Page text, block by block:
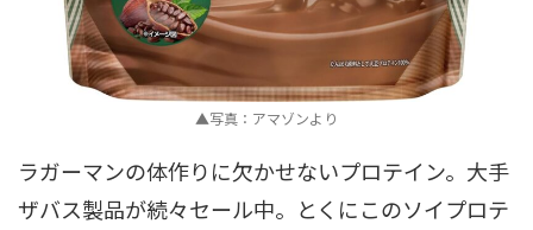
▲写真：アマゾンより
ラガーマンの体作りに欠かせないプロテイン。大手
ザバス製品が続々セール中。とくにこのソイプロテ